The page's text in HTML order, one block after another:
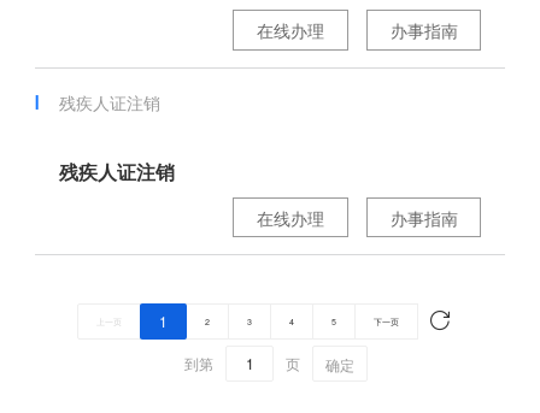
办事指南
在线办理
残疾人证注销
残疾人证注销
办事指南
在线办理
上一页 1 2 3 4 5 下一页
到第 页 确定